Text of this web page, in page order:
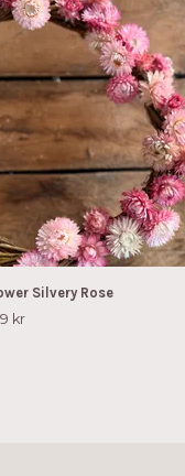
Silvery Rose
kr